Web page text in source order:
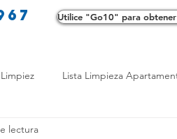
Utilice "Go10" para
Lista Limpieza
de limpieza ecológica
lectura